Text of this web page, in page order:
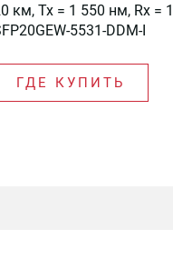
км, Tx = 1 550 нм, Rx =
5531-DDM-I
ГДЕ КУПИТЬ